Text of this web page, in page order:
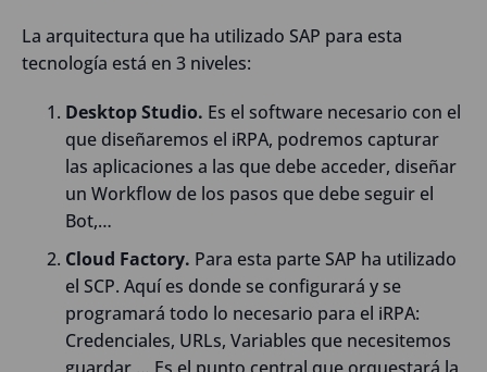
La arquitectura que ha utilizado SAP para esta
tecnología está en 3 niveles:
Desktop Studio. Es el software necesario con el
que diseñaremos el iRPA, podremos capturar
las aplicaciones a las que debe acceder, diseñar
un Workflow de los pasos que debe seguir el
Bot,…
Cloud Factory. Para esta parte SAP ha utilizado
el SCP. Aquí es donde se configurará y se
programará todo lo necesario para el iRPA:
Credenciales, URLs, Variables que necesitemos